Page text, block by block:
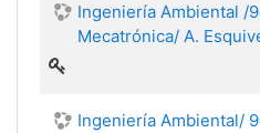
Ingeniería Ambiental /
Mecatrónica/ A.
Ingeniería Ambiental/